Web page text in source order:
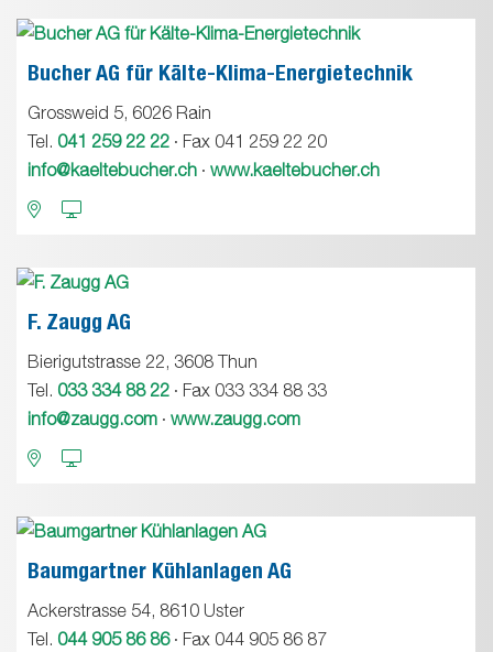
Bucher AG für Kälte-Klima-Energietechnik
Grossweid 5, 6026 Rain
Tel. 041 259 22 22 · Fax 041 259 22 20
info@kaeltebucher.ch · www.kaeltebucher.ch
F. Zaugg AG
Bierigutstrasse 22, 3608 Thun
Tel. 033 334 88 22 · Fax 033 334 88 33
info@zaugg.com · www.zaugg.com
Baumgartner Kühlanlagen AG
Ackerstrasse 54, 8610 Uster
Tel. 044 905 86 86· Fax 044 905 86 87